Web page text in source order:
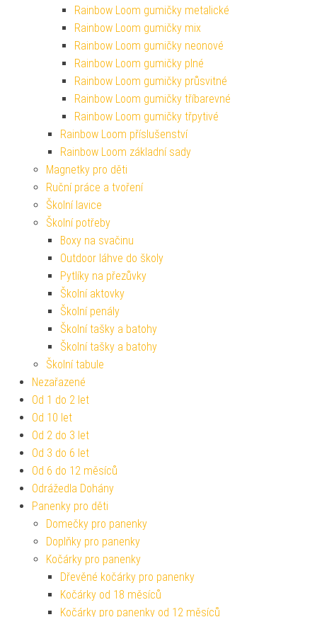
Rainbow Loom gumičky metalické
Rainbow Loom gumičky mix
Rainbow Loom gumičky neonové
Rainbow Loom gumičky plné
Rainbow Loom gumičky průsvitné
Rainbow Loom gumičky tříbarevné
Rainbow Loom gumičky třpytivé
Rainbow Loom příslušenství
Rainbow Loom základní sady
Magnetky pro děti
Ruční práce a tvoření
Školní lavice
Školní potřeby
Boxy na svačinu
Outdoor láhve do školy
Pytlíky na přezůvky
Školní aktovky
Školní penály
Školní tašky a batohy
Školní tašky a batohy
Školní tabule
Nezařazené
Od 1 do 2 let
Od 10 let
Od 2 do 3 let
Od 3 do 6 let
Od 6 do 12 měsíců
Odrážedla Dohány
Panenky pro děti
Domečky pro panenky
Doplňky pro panenky
Kočárky pro panenky
Dřevěné kočárky pro panenky
Kočárky od 18 měsíců
Kočárky pro panenky od 12 měsíců